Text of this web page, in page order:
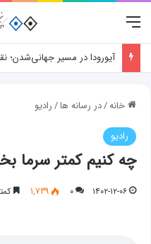
منو
آیورودا در مسیر جهانی‌شدن؛
خانه/در رسانه ها/رادیو
رادیو
چه کنیم کمتر سرما
۱۴۰۲-۱۲-۰۶ ۰ 1,739